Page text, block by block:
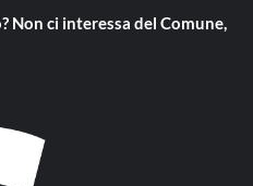
Non ci interessa del Comune,